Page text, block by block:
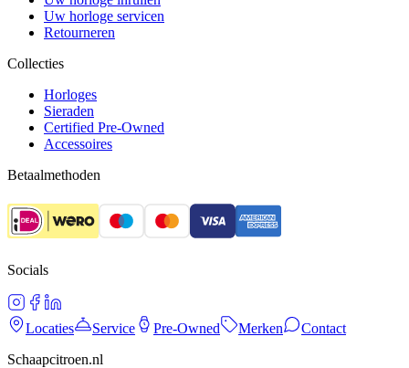
Uw horloge servicen
Retourneren
Collecties
Horloges
Sieraden
Certified Pre-Owned
Accessoires
Betaalmethoden
Socials
Locaties Service Pre-Owned Merken
Contact
Schaapcitroen.nl